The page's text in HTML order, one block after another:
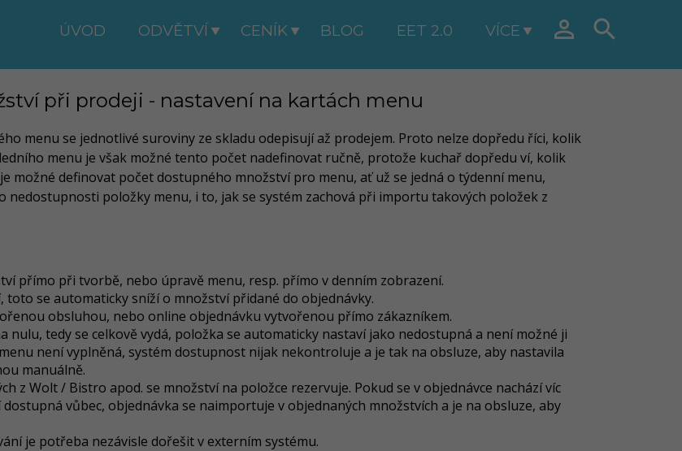
ÚVOD ODVĚTVÍ CENÍK BLOG EET 2.0 VÍCE  
při prodeji - nastavení na kartách menu
menu se jednotlivé suroviny ze skladu odepisují až prodejem. Proto nelze dopředu říci, kolik
menu je však možné tento počet nadefinovat ručně, protože kuchař dopředu ví, kolik
možné definovat počet dostupného množství pro menu, ať už se jedná o týdenní menu,
nedostupnosti položky menu, i to, jak se systém zachová při importu takových položek z
přímo při tvorbě, nebo úpravě menu, resp. přímo v denním zobrazení.
se automaticky sníží o množství přidané do objednávky.
obsluhou, nebo online objednávku vytvořenou přímo zákazníkem.
nulu, tedy se celkově vydá, položka se automaticky nastaví jako nedostupná a není možné ji
není vyplněná, systém dostupnost nijak nekontroluje a je tak na obsluze, aby nastavila
manuálně.
z Wolt / Bistro apod. se množství na položce rezervuje. Pokud se v objednávce nachází víc
vůbec, objednávka se naimportuje v objednaných množstvích a je na obsluze, aby
je potřeba nezávisle dořešit v externím systému.